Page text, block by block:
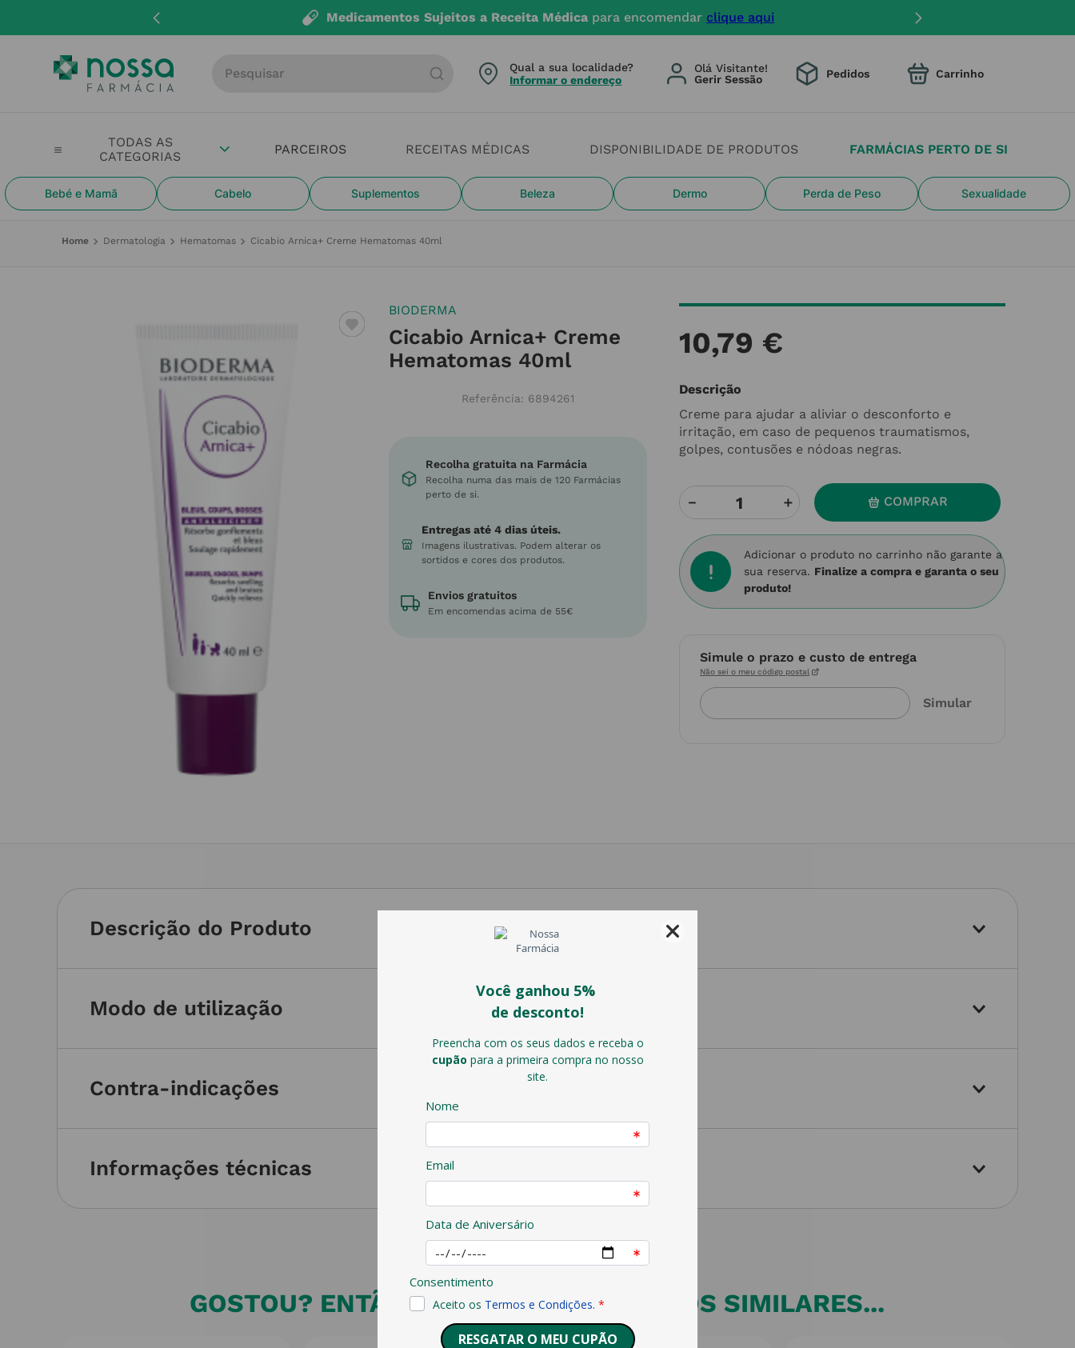
Medicamentos Sujeitos a Receita Médica para encomendar clique aqui
PARCEIROS RECEITAS MÉDICAS DISPONIBILIDADE DE PRODUTOS FARMÁCIAS PERTO DE SI
Bebé e Mamã Cabelo Suplementos Beleza Dermo Perda de Peso Sexualidade
Qual a sua localidade?
Informar o endereço
Olá Visitante! Pedidos
Dermatologia Hematomas Cicabio Arnica+ Creme Hematomas 40ml
BIODERMA
Cicabio Arnica+ Creme
Hematomas 40ml
Referência: 6894261
Recolha gratuita na Farmácia
Recolha numa das mais de 120 Farmácias
perto de si.
Entregas até 4 dias úteis.
Imagens ilustrativas. Podem alterar os
sortidos e cores dos produtos.
Envios gratuitos
Em encomendas acima de 55€
10,79 €
Descrição
Creme para ajudar a aliviar o desconforto e
irritação, em caso de pequenos traumatismos,
golpes, contusões e nódoas negras.
＋
－ COMPRAR
Adicionar o produto no carrinho não garante a
sua reserva. Finalize a compra e garanta o seu
produto!
Simule o prazo e custo de entrega
Não sei o meu código postal
Descrição do Produto
Modo de utilização
Contra-indicações
Informações técnicas
GOSTOU? ENTÃO VEJA ESTES PRODUTOS SIMILARES...